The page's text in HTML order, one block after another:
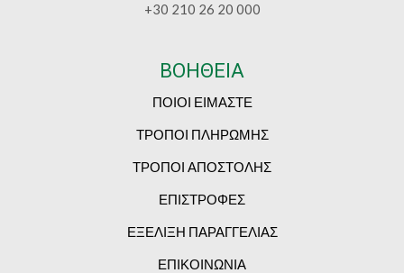
+30 210 26 20 000
ΒΟΗΘΕΙΑ
ΠΟΙΟΙ ΕΙΜΑΣΤΕ
ΤΡΟΠΟΙ ΠΛΗΡΩΜΗΣ
ΤΡΟΠΟΙ ΑΠΟΣΤΟΛΗΣ
ΕΠΙΣΤΡΟΦΕΣ
ΕΞΕΛΙΞΗ ΠΑΡΑΓΓΕΛΙΑΣ
ΕΠΙΚΟΙΝΩΝΙΑ